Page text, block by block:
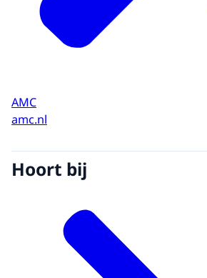
AMC
amc.nl
Hoort bij